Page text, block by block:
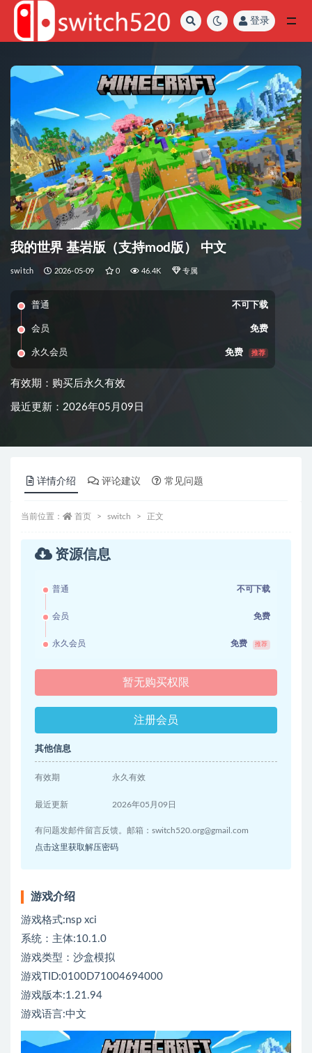
登录
我的世界 基岩版（支持mod版） 中文
switch 2026-05-09 0 46.4K 专属
普通 不可下载
会员 免费
永久会员 免费 推荐
有效期：购买后永久有效
最近更新：2026年05月09日
详情介绍 评论建议 常见问题
当前位置： 首页 switch 正文
资源信息
普通 不可下载
会员 免费
永久会员 免费 推荐
暂无购买权限
注册会员
其他信息
有效期 永久有效
最近更新 2026年05月09日
有问题发邮件留言反馈。邮箱： switch520.org@gmail.com
点击这里获取解压密码
游戏介绍
游戏格式:nsp xci
系统：主体:10.1.0
游戏类型：沙盒模拟
游戏TID:0100D71004694000
游戏版本:1.21.94
游戏语言:中文